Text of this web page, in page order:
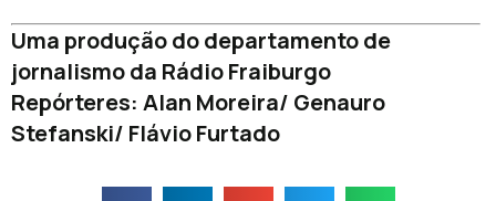
Uma produção do departamento de
jornalismo da Rádio Fraiburgo
Repórteres: Alan Moreira/ Genauro
Stefanski/ Flávio Furtado